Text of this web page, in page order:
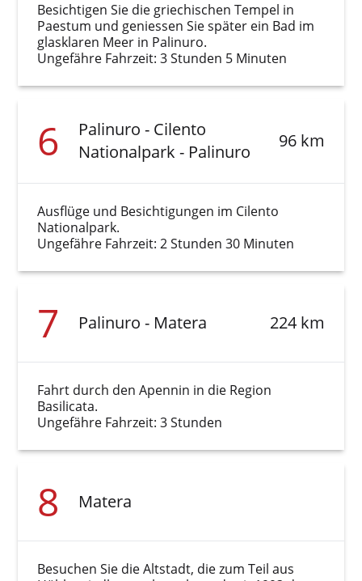
Besichtigen Sie die griechischen Tempel in
Paestum und geniessen Sie später ein Bad im
glasklaren Meer in Palinuro.
Ungefähre Fahrzeit: 3 Stunden 5 Minuten
6
Palinuro - Cilento
Nationalpark - Palinuro
96 km
Ausflüge und Besichtigungen im Cilento
Nationalpark.
Ungefähre Fahrzeit: 2 Stunden 30 Minuten
7 Palinuro - Matera 224 km
Fahrt durch den Apennin in die Region
Basilicata.
Ungefähre Fahrzeit: 3 Stunden
8 Matera
Besuchen Sie die Altstadt, die zum Teil aus